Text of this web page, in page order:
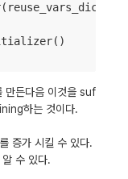
만든다음 이것을 suf
하는 것이다.
증가 시킬 수 있다.
수 있다.